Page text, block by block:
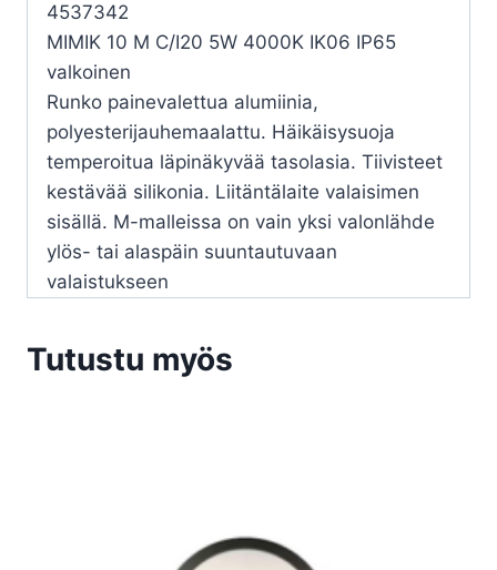
4537342
MIMIK 10 M C/I20 5W 4000K IK06 IP65
valkoinen
Runko painevalettua alumiinia,
polyesterijauhemaalattu. Häikäisysuoja
temperoitua läpinäkyvää tasolasia. Tiivisteet
kestävää silikonia. Liitäntälaite valaisimen
sisällä. M-malleissa on vain yksi valonlähde
ylös- tai alaspäin suuntautuvaan
valaistukseen
Tutustu myös